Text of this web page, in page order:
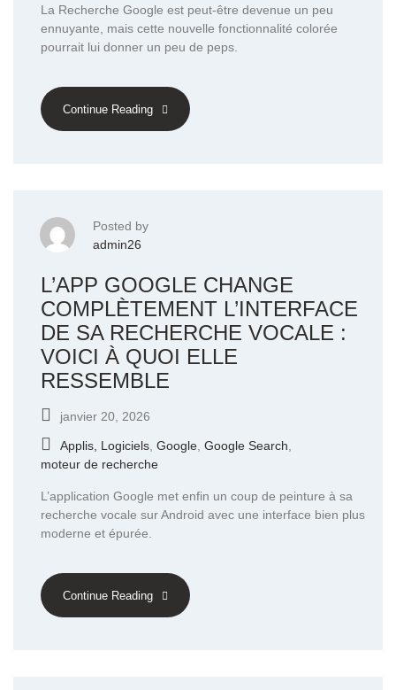
La Recherche Google est peut-être devenue un peu
ennuyante, mais cette nouvelle fonctionnalité colorée
pourrait lui donner un peu de peps.
Continue Reading
Posted by
admin26
L’APP GOOGLE CHANGE
COMPLÈTEMENT L’INTERFACE
DE SA RECHERCHE VOCALE :
VOICI À QUOI ELLE
RESSEMBLE
janvier 20, 2026
Applis, Logiciels Google Google Search
moteur de recherche
L’application Google met enfin un coup de peinture à sa
recherche vocale sur Android avec une interface bien plus
moderne et épurée.
Continue Reading